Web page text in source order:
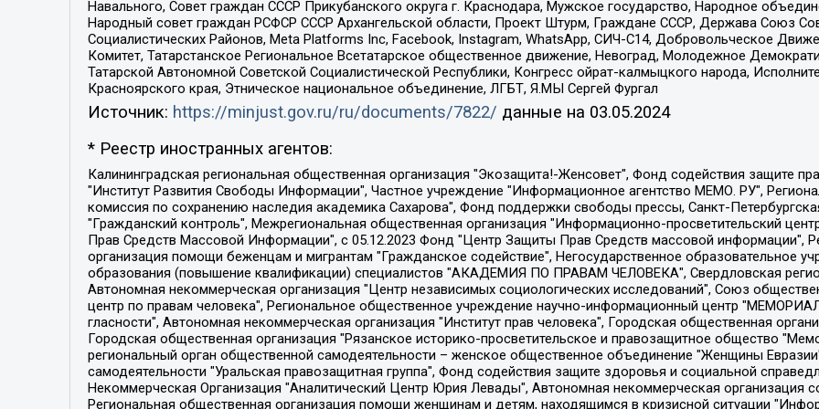
Навального, Совет граждан СССР Прикубанского округа г. Краснодара, Мужское государство, Народное
Народный совет граждан РСФСР СССР Архангельской области, Проект Штурм, Граждане СССР, Держава Союз
Социалистических Районов, Meta Platforms Inc, Facebook, Instagram, WhatsApp, СИЧ-С14, Добровольческое
Комитет, Татарстанское Региональное Всетатарское общественное движение, Невоград, Молодежное
Татарской Автономной Советской Социалистической Республики, Конгресс ойрат-калмыцкого народа,
Красноярского края, Этническое национальное объединение, ЛГБТ, Я.МЫ Сергей Фургал
Источник: https://minjust.gov.ru/ru/documents/7822/ данные на 03.05.2024
* Реестр иностранных агентов:
Калининградская региональная общественная организация "Экозащита!-Женсовет", Фонд содействия защите прав и свобод граждан "Общественный вердикт", Фонд "Институт Развития Свободы Информации", Частное учреждение "Информационное агентство МЕМО. РУ", Региональная общественная организация "Общественная комиссия по сохранению наследия академика Сахарова", Фонд поддержки свободы прессы, Санкт-Петербургская общественная правозащитная организация "Гражданский контроль", Межрегиональная общественная организация "Информационно-просветительский центр "Мемориал", Региональный Фонд "Центр Защиты Прав Средств Массовой Информации", с 05.12.2023 Фонд "Центр Защиты Прав Средств массовой информации", Региональная общественная благотворительная организация помощи беженцам и мигрантам "Гражданское содействие", Негосударственное образовательное учреждение дополнительного профессионального образования (повышение квалификации) специалистов "АКАДЕМИЯ ПО ПРАВАМ ЧЕЛОВЕКА", Свердловская региональная общественная организация "Сутяжник", Автономная некоммерческая организация "Центр независимых социологических исследований", Союз общественных объединений "Российский исследовательский центр по правам человека", Региональное общественное учреждение научно-информационный центр "МЕМОРИАЛ", Некоммерческая организация "Фонд защиты гласности", Автономная некоммерческая организация "Институт прав человека", Городская общественная организация "Екатеринбургское общество "МЕМОРИАЛ", Городская общественная организация "Рязанское историко-просветительское и правозащитное общество "Мемориал" (Рязанский Мемориал), Челябинский региональный орган общественной самодеятельности – женское общественное объединение "Женщины Евразии", Челябинский региональный орган общественной самодеятельности "Уральская правозащитная группа", Фонд содействия защите здоровья и социальной справедливости имени Андрея Рылькова, Автономная Некоммерческая Организация "Аналитический Центр Юрия Левады", Автономная некоммерческая организация социальной поддержки населения "Проект Апрель", Региональная общественная организация помощи женщинам и детям, находящимся в кризисной ситуации "Информационно-методический центр "Анна", Фонд содействия развитию массовых коммуникаций и правовому просвещению "Так-так-Так", Фонд содействия устойчивому развитию "Серебряная тайга", Свердловский региональный общественный фонд социальных проектов "Новое время", "Idel.Реалии", Кавказ.Реалии, Крым.Реалии, Телеканал Настоящее Время, Татаро-башкирская служба Радио Свобода (Azatliq Radiosi), Радио Свободная Европа/Радио Свобода (PCE/PC), "Сибирь.Реалии", "Фактограф", Благотворительный фонд помощи осужденным и их семьям, Автономная некоммерческая организация "Институт глобализации и социальных движений", Фонд "В защиту прав заключенных", Частное учреждение "Центр поддержки и содействия развитию средств массовой информации", Пензенский региональный общественный благотворительный фонд "Гражданский союз", "Север.Реалии", Некоммерческая организация Фонд "Правовая инициатива", Общество с ограниченной ответственностью "Радио Свободная Европа/Радио Свобода", Чешское информационное агентство "MEDIUM-ORIENT", Красноярская региональная общественная организация "Мы против СПИДа", Камалягин Денис Николаевич, Маркелов Сергей Евгеньевич, Пономарев Лев Александрович, Савицкая Людмила Алексеевна, Автономная некоммерческая организация "Центр по работе с проблемой насилия "НАСИЛИЮ.НЕТ", Межрегиональный профессиональный союз работников здравоохранения "Альянс врачей", Юридическое лицо, зарегистрированное в Латвийской Республике, SIA "Medusa Project" (регистрационный номер 40103797863, дата регистрации 10.06.2014), Некоммерческая организация "Фонд по борьбе с коррупцией", Автономная некоммерческая организация "Институт права и публичной политики", Баданин Роман Сергеевич, Гликин Максим Александрович, Железнова Мария Михайловна, Лукьянова Юлия Сергеевна, Маетная Елизавета Витальевна, Маняхин Петр Борисович, Чуракова Ольга Владимировна, Ярош Юлия Петровна, Юридическое лицо "The Insider SIA", зарегистрированное в Риге, Латвийская Республика (дата регистрации 26.06.2015), являющееся администратором доменного имени интернет-издания "The Insider SIA", https://theins.ru, Постернак Алексей Евгеньевич, Рубин Михаил Аркадьевич, Анин Роман Александрович, Юридическое лицо Istories fonds, зарегистрированное в Латвийской Республике (регистрационный номер 50008295751, дата регистрации 24.02.2020), Великовский Дмитрий Александрович, Долинина Ирина Николаевна, Мароховская Алеся Алексеевна, Шлейнов Роман Юрьевич, Шмагун Олеся Валентиновна, Общество с ограниченной ответственностью "Альтаир 2021", Общество с ограниченной ответственностью "Вега 2021", Общество с ограниченной ответственностью "Главный редактор 2021", Общество с ограниченной ответственностью "Ромашки монолит", Важенков Артем Валерьевич, Ивановская областная общественная организация "Центр гендерных исследований", Гурман Юрий Альбертович, Медиапроект "ОВД-Инфо", Егоров Владимир Владимирович, Жилинский Владимир Александрович, Общество с ограниченной ответственностью "ЗП", Иванова София Юрьевна, Карезина Инна Павловна, Кильтау Екатерина Викторовна, Петров Алексей Викторович, Пискунов Сергей Евгеньевич, Смирнов Сергей Сергеевич, Тихонов Михаил Сергеевич, Общество с ограниченной ответственностью "ЖУРНАЛИСТ-ИНОСТРАННЫЙ АГЕНТ", Арапова Галина Юрьевна, Вольтская Татьяна Анатольевна, Американская компания "Mason G.E.S. Anonymous Foundation" (США), являющаяся владельцем интернет-издания https://mnews.world/, Компания "Stichting Bellingcat", зарегистрированная в Нидерландах (дата регистрации 11.07.2018), Захаров Андрей Вячеславович, Клепиковская Екатерина Дмитриевна, Общество с ограниченной ответственностью "МЕМО", Перл Роман Александрович, Симонов Евгений Алексеевич, Соловьева Елена Анатольевна, Сотников Даниил Владимирович, Сурначева Елизавета Дмитриевна, Автономная некоммерческая организация по защите прав человека и информированию населения "Якутия – Наше Мнение", Общество с ограниченной ответственностью "Москоу диджитал медиа", с 26.01.2023 Общество с ограниченной ответственностью "Чайка Белые сады", Ветошкина Валерия Валерьевна, Заговора Максим Александрович, Межрегиональное общественное движение "Российская ЛГБТ - сеть", Оленичев Максим Владимирович, Павлов Иван Юрьевич, Скворцова Елена Сергеевна, Общество с ограниченной ответственностью "Как бы инагент", Кочетков Игорь Викторович, Общество с ограниченной ответственностью "Честные выборы", Еланчик Олег Александрович, Общество с ограниченной ответственностью "Нобелевский призыв", Гималова Регина Эмилевна, Григорьев Андрей Валерьевич, Григорьева Алина Александровна, Ассоциация по содействию защите прав призывников, альтернативнослужащих и военнослужащих "Правозащитная группа